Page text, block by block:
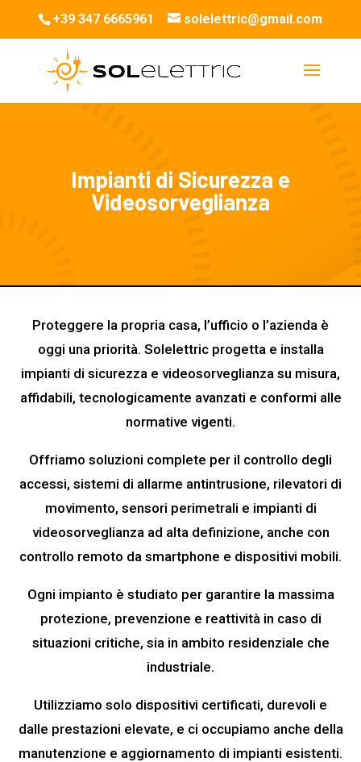
+39 347 6665961 solelettric@gmail.com
Impianti di Sicurezza e
Videosorveglianza
Proteggere la propria casa, l’ufficio o l’azienda è
oggi una priorità. Solelettric progetta e installa
impianti di sicurezza e videosorveglianza su misura,
affidabili, tecnologicamente avanzati e conformi alle
normative vigenti.
Offriamo soluzioni complete per il controllo degli
accessi, sistemi di allarme antintrusione, rilevatori di
movimento, sensori perimetrali e impianti di
videosorveglianza ad alta definizione, anche con
controllo remoto da smartphone e dispositivi mobili.
Ogni impianto è studiato per garantire la massima
protezione, prevenzione e reattività in caso di
situazioni critiche, sia in ambito residenziale che
industriale.
Utilizziamo solo dispositivi certificati, durevoli e
dalle prestazioni elevate, e ci occupiamo anche della
manutenzione e aggiornamento di impianti esistenti.